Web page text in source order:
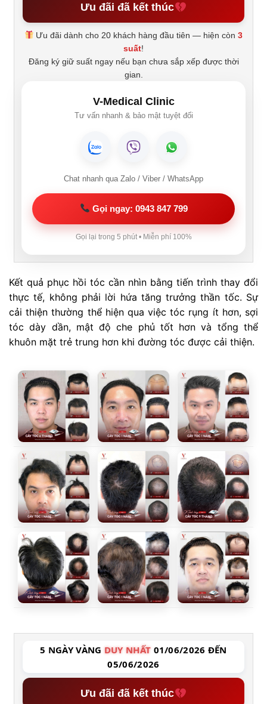
Ưu đãi đã kết thúc
Ưu đãi dành cho 20 khách hàng đầu tiên — hiện còn3
suất!
Đăng ký giữ suất ngay nếu bạn chưa sắp xếp được thời
gian.
V-Medical Clinic
Tư vấn nhanh & bảo mật tuyệt đối
Chat nhanh qua Zalo / Viber / WhatsApp
Gọi ngay: 0943 847 799
Gọi lại trong 5 phút • Miễn phí 100%
Kết quả phục hồi tóc cần nhìn bằng tiến trình thay đổi
thực tế, không phải lời hứa tăng trưởng thần tốc. Sự
cải thiện thường thể hiện qua việc tóc rụng ít hơn, sợi
tóc dày dần, mật độ che phủ tốt hơn và tổng thể
khuôn mặt trẻ trung hơn khi đường tóc được cải thiện.
5 NGÀY VÀNG DUY NHẤT 01/06/2026 ĐẾN
05/06/2026
Ưu đãi đã kết thúc